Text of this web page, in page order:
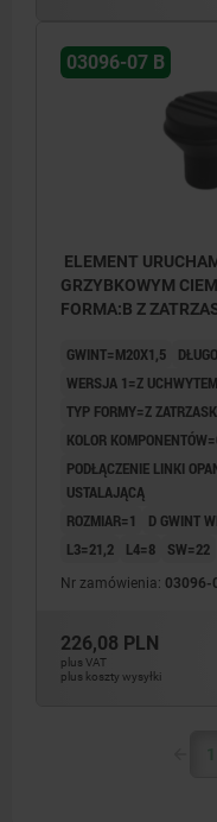
03096-07 B
ELEMENT
GRZYBKOWYM
FORMA:B Z
GWINT=M20X1,5
WERSJA 1=Z
TYP FORMY=Z
KOLOR
PODŁĄCZENIE LINKI
USTALAJĄCĄ
ROZMIAR=1
D GWINT
L3=21,2
L4=8 SW=22
Nr zamówienia: 03096-
226,08 PLN
plus VAT
plus koszty wysyłki
1